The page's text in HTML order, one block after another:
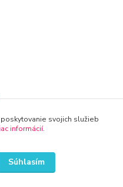
svojich služieb
informácií.
Súhlasím